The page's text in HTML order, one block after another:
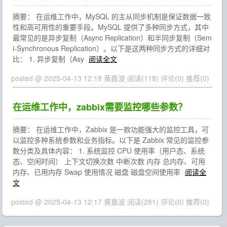
摘要： 在运维工作中，MySQL 的主从同步机制是保证数据一致
性和高可用性的重要手段。MySQL 提供了多种同步方式，其中
最常见的是异步复制（Async Replication）和半同步复制（Sem
i-Synchronous Replication）。以下是这两种同步方式的详细对
比： 1. 异步复制（Asy 阅读全文
posted @ 2025-04-13 12:18 黄嘉波 阅读(118) 评论(0) 推荐(0)
在运维工作中，zabbix需要监控哪些参数？
摘要： 在运维工作中，Zabbix 是一款功能强大的监控工具，可
以监控多种系统参数和业务指标。以下是 Zabbix 常见的监控参
数分类及具体内容： 1. 系统监控 CPU 使用率（用户态、系统
态、空闲时间） 上下文切换次数 中断次数 内存 总内存、可用
内存、已用内存 Swap 使用情况 磁盘 磁盘空间使用率 阅读全
文
posted @ 2025-04-13 12:17 黄嘉波 阅读(281) 评论(0) 推荐(0)